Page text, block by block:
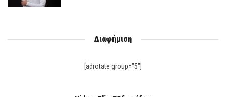
Διαφήμιση
[adrotate group="5"]